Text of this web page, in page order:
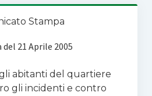
Stampa
21 Aprile 2005
abitanti del quartiere
gli incidenti e contro